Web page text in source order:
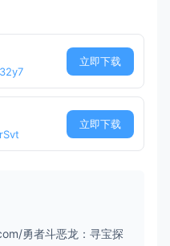
32y7
立即下载
rSvt
立即下载
勇者斗恶龙：寻宝探